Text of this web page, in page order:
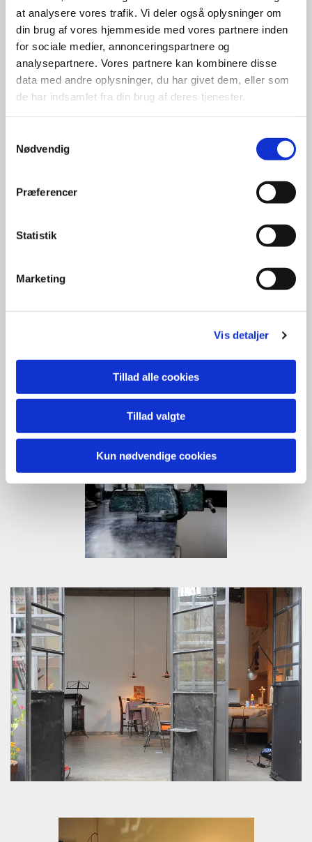
at analysere vores trafik. Vi deler også oplysninger om
din brug af vores hjemmeside med vores partnere inden
for sociale medier, annonceringspartnere og
analysepartnere. Vores partnere kan kombinere disse
data med andre oplysninger, du har givet dem, eller som
de har indsamlet fra din brug af deres tjenester.
Nødvendig
Præferencer
Statistik
Marketing
Vis detaljer
Tillad alle cookies
Tillad valgte
Kun nødvendige cookies